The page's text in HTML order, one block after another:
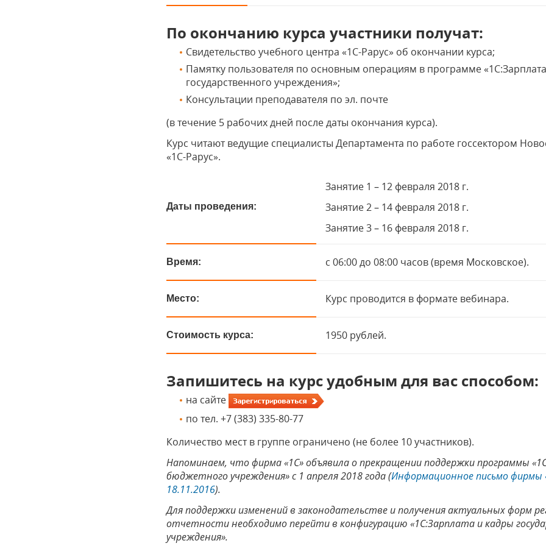
По окончанию курса участники получат:
Свидетельство учебного центра «1С-Рарус» об окончании курса;
Памятку пользователя по основным операциям в программе
государственного учреждения»;
Консультации преподавателя по эл. почте
(в течение 5 рабочих дней после даты окончания курса).
Курс читают ведущие специалисты Департамента по работе госсектором
«1С-Рарус».
Даты проведения:
Занятие 1 – 12 февраля 2018 г.
Занятие 2 – 14 февраля 2018 г.
Занятие 3 – 16 февраля 2018 г.
Время: с 06:00 до 08:00 часов (время Московское).
Место: Курс проводится в формате вебинара.
Стоимость курса: 1950 рублей.
Запишитесь на курс удобным для вас способом:
на сайте
по тел. +7 (383) 335-80-77
Количество мест в группе ограничено (не более 10 участников).
Напоминаем, что фирма «1С» объявила о прекращении поддержки программы
бюджетного учреждения» с 1 апреля 2018 года (Информационное письмо
18.11.2016).
Для поддержки изменений в законодательстве и получения актуальных форм
отчетности необходимо перейти в конфигурацию «1С:Зарплата и кадры
учреждения».